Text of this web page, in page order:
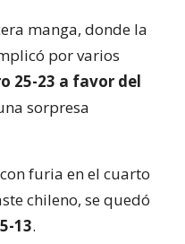
manga, donde la
por varios
25-23 a favor del
sorpresa
furia en el cuarto
chileno, se quedó
13.